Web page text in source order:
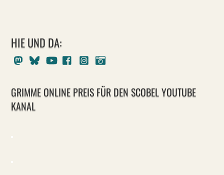
HIE UND DA:
MastodonBlueskyYoutubeFacebookInstagram
GRIMME ONLINE PREIS FÜR DEN SCOBEL YOUTUBE
KANAL